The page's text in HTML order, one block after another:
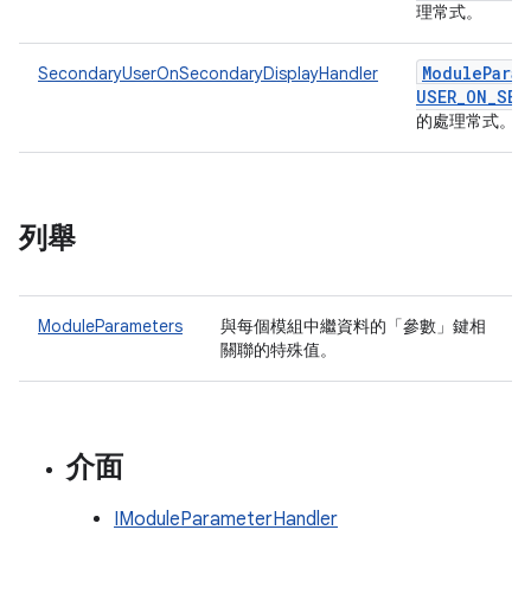
理常式。
SecondaryUserOnSecondaryDisplayHandler Module
USER_ON_
的處理常式。
列舉
ModuleParameters
與每個模組中繼資料的「參數」鍵相
關聯的特殊值。
介面
IModuleParameterHandler